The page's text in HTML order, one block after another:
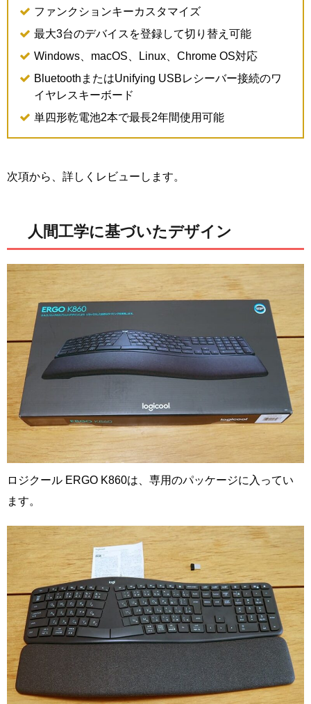
ファンクションキーカスタマイズ
最大3台のデバイスを登録して切り替え可能
Windows、macOS、Linux、Chrome OS対応
BluetoothまたはUnifying USBレシーバー接続のワ
イヤレスキーボード
単四形乾電池2本で最長2年間使用可能
次項から、詳しくレビューします。
人間工学に基づいたデザイン
ロジクール ERGO K860は、専用のパッケージに入ってい
ます。